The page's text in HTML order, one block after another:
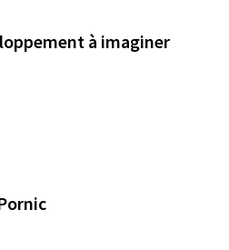
à imaginer